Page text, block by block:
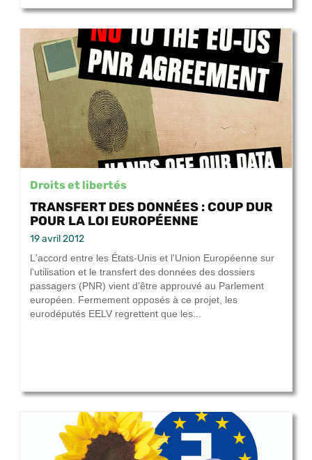
Droits et libertés
TRANSFERT DES DONNÉES : COUP DUR
POUR LA LOI EUROPÉENNE
19 avril 2012
L'accord entre les États-Unis et l'Union Européenne sur
l'utilisation et le transfert des données des dossiers
passagers (PNR) vient d’être approuvé au Parlement
européen. Fermement opposés à ce projet, les
eurodéputés EELV regrettent que les...